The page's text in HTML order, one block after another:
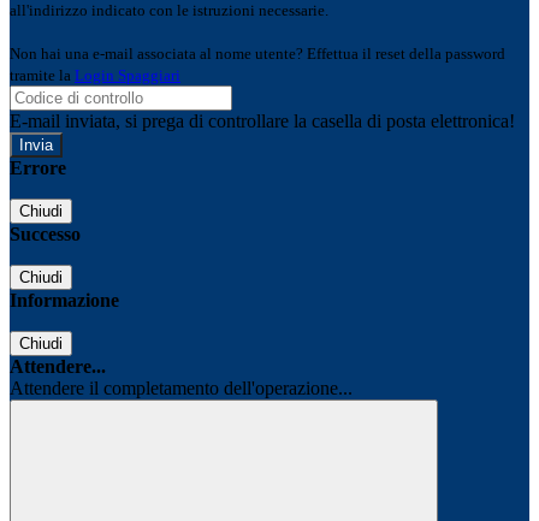
all'indirizzo indicato con le istruzioni necessarie.
Non hai una e-mail associata al nome utente? Effettua il reset della password
tramite la Login Spaggiari
E-mail inviata, si prega di controllare la casella di posta elettronica!
Errore
Chiudi
Successo
Chiudi
Informazione
Chiudi
Attendere...
Attendere il completamento dell'operazione...